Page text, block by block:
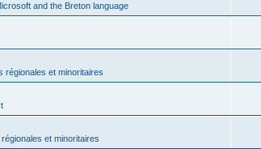
and the Breton language
régionales et minoritaires
et minoritaires